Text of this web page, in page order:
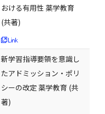
おける有用性 薬学教育
(共著)
新学習指導要領を意識し
たアドミッション・ポリ
シーの改定 薬学教育 (共
著)